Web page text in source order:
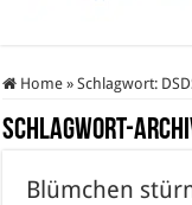
Home » Schlagwort:
Schlagwort-
Blümchen